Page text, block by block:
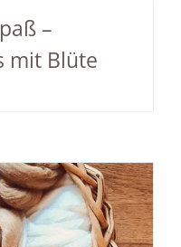
–
mit Blüte